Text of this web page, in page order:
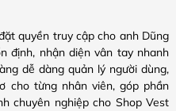
quyền truy cập cho anh Dũng
định, nhận diện vân tay nhanh
dễ dàng quản lý người dùng,
cho từng nhân viên, góp phần
chuyên nghiệp cho Shop Vest